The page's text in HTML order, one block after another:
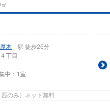
木 」駅 徒歩26分
４丁目
中： 1室
のみ）ネット無料